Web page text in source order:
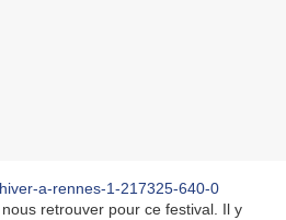
retrouver pour ce festival. Il y